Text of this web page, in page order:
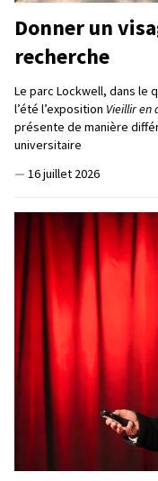
Donner un
recherche
Le parc Lockwell, dans le
l’été l’exposition Vieillir en
présente de manière
universitaire
— 16 juillet 2026